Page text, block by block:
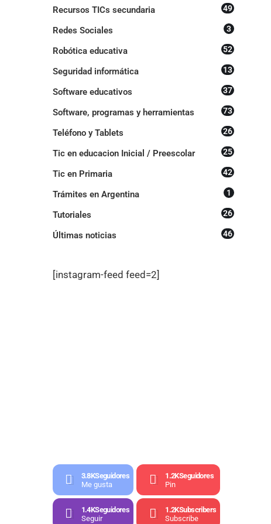
Recursos TICs secundaria 49
Redes Sociales 3
Robótica educativa 52
Seguridad informática 13
Software educativos 37
Software, programas y herramientas 73
Teléfono y Tablets 26
Tic en educacion Inicial / Preescolar 25
Tic en Primaria 42
Trámites en Argentina 1
Tutoriales 26
Últimas noticias 46
[instagram-feed feed=2]
3.8KSeguidores
Me gusta
1.2KSeguidores
Pin
1.4KSeguidores
Seguir
1.2KSubscribers
Subscribe